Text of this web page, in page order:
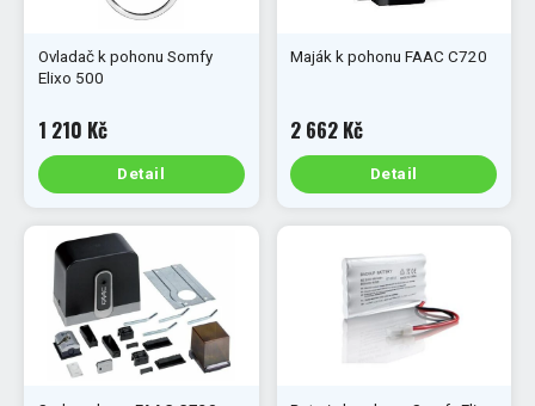
Ovladač k pohonu Somfy
Elixo 500
1 210 Kč
Detail
Maják k pohonu FAAC C720
2 662 Kč
Detail